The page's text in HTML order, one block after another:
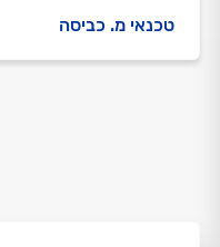
טכנאי מ. כביסה